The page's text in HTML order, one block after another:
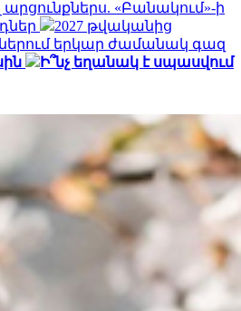
«Բանակում»-ի
2027 թվականից
երկար ժամանակ գազ
Ի՞նչ եղանակ է սպասվում